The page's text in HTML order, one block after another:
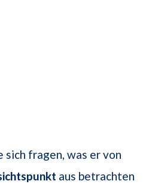
sich fragen, was er von
aus betrachten